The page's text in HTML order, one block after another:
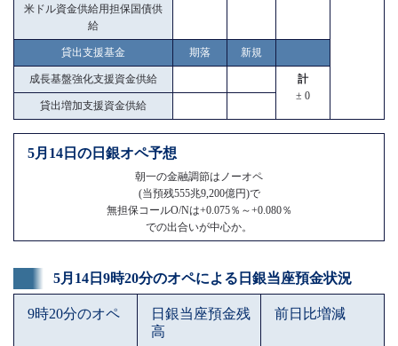
米ドル資金供給用担保国債供
給
貸出支援基金 期落 新規
成長基盤強化支援資金供給
計
± 0
貸出増加支援資金供給
5月14日の日銀オペ予想
朝一の金融調節はノーオペ
(当預残555兆9,200億円)で
無担保コールO/Nは+0.075％～+0.080％
での出合いが中心か。
5月14日9時20分のオペによる日銀当座預金状況
9時20分のオペ
日銀当座預金残
高
前日比増減